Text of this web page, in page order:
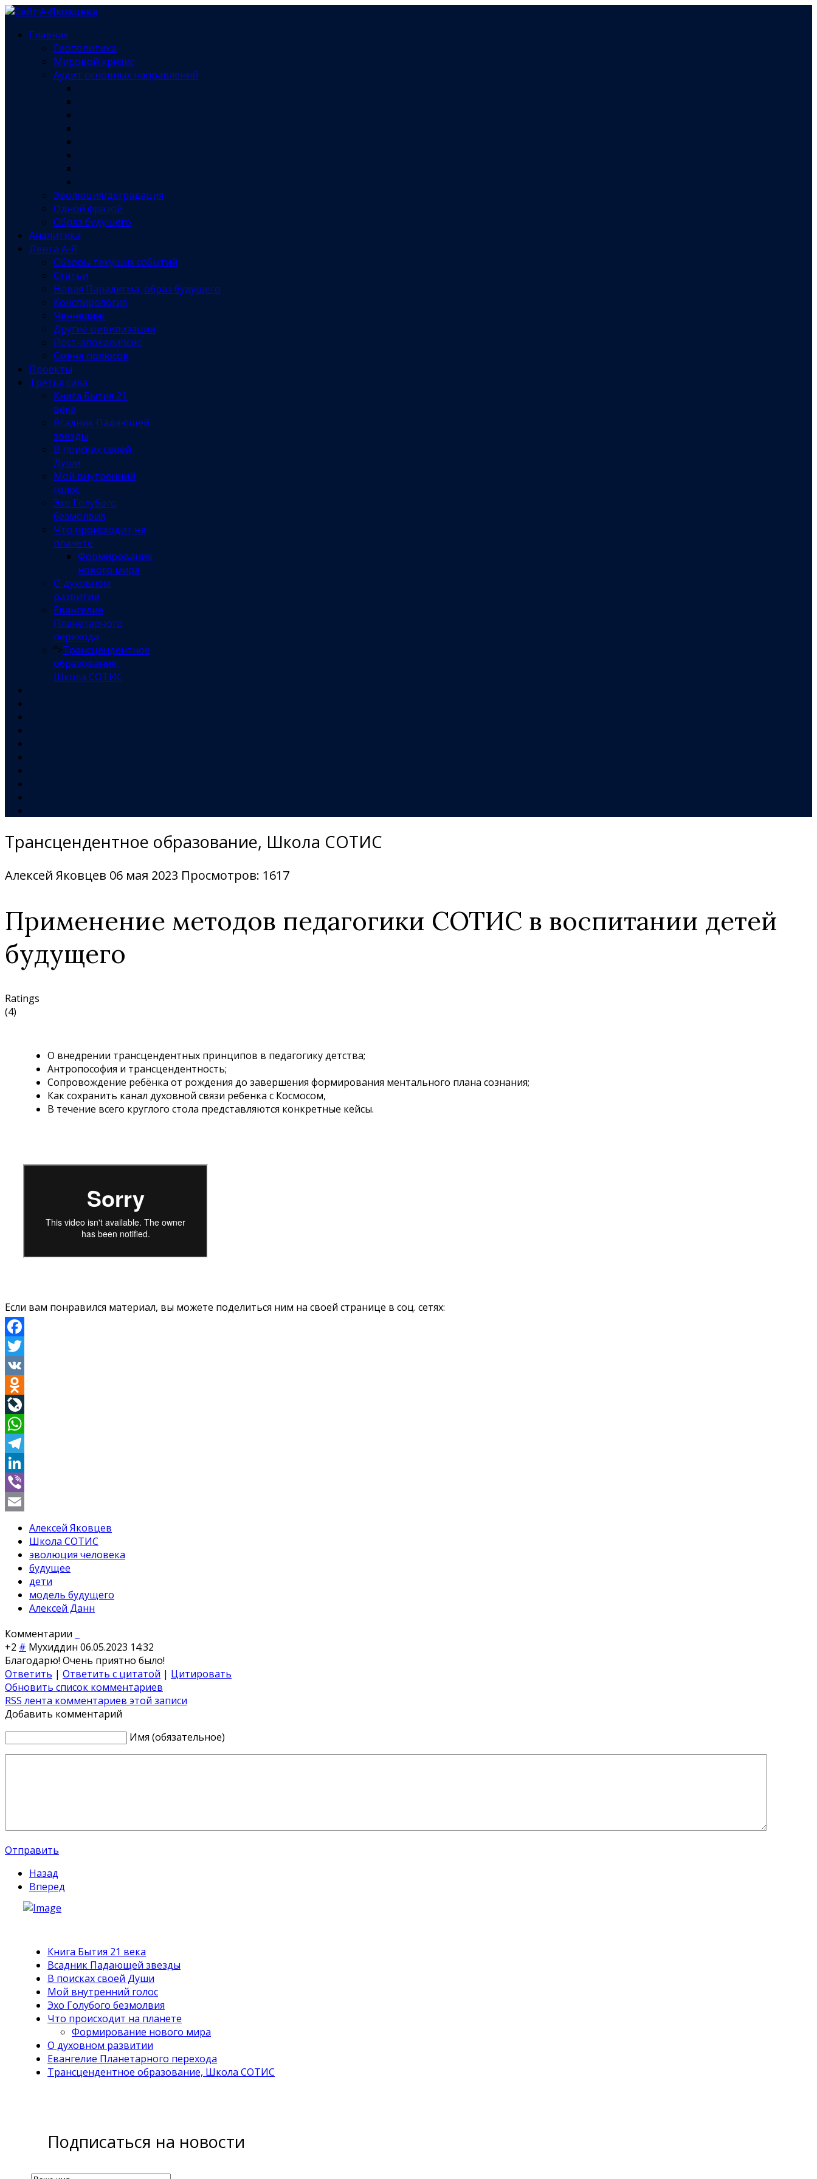
Главная
Геополитика
Мировой кризис
Аудит основных направлений
Эволюция/деградация
Одной фразой
Образ будущего
Аналитика
Лента А-Я
Обзоры текущих событий
Статьи
Новая Парадигма, образ будущего
Конспирология
Ченнелинг
Другие цивилизации
Пост-апокалипсис
Смена полюсов
Проекты
Третья сила
Книга Бытия 21
века
Всадник Падающей
звезды
В поисках своей
Души
Мой внутренний
голос
Эхо Голубого
безмолвия
Что происходит на
планете
Формирование
нового мира
О духовном
развитии
Евангелие
Планетарного
перехода
">Трансцендентное
образование,
Школа СОТИС
Трансцендентное образование, Школа СОТИС
Алексей Яковцев 06 мая 2023 Просмотров: 1617
Применение методов педагогики СОТИС в воспитании детей
будущего
Ratings
(4)
О внедрении трансцендентных принципов в педагогику детства;
Антропософия и трансцендентность;
Сопровождение ребёнка от рождения до завершения формирования ментального плана сознания;
Как сохранить канал духовной связи ребенка с Космосом,
В течение всего круглого стола представляются конкретные кейсы.
Если вам понравился материал, вы можете поделиться ним на своей странице в соц. сетях:
Facebook
Twitter
VK
Odnoklassniki
LiveJournal
WhatsApp
Telegram
LinkedIn
Viber
Алексей Яковцев
Школа СОТИС
эволюция человека
будущее
дети
модель будущего
Алексей Данн
Комментарии
+2 # Мухиддин 06.05.2023 14:32
Благодарю! Очень приятно было!
Ответить | Ответить с цитатой | Цитировать
Обновить список комментариев
RSS лента комментариев этой записи
Добавить комментарий
Имя (обязательное)
Отправить
Назад
Вперед
Книга Бытия 21 века
Всадник Падающей звезды
В поисках своей Души
Мой внутренний голос
Эхо Голубого безмолвия
Что происходит на планете
Формирование нового мира
О духовном развитии
Евангелие Планетарного перехода
Трансцендентное образование, Школа СОТИС
Подписаться на новости